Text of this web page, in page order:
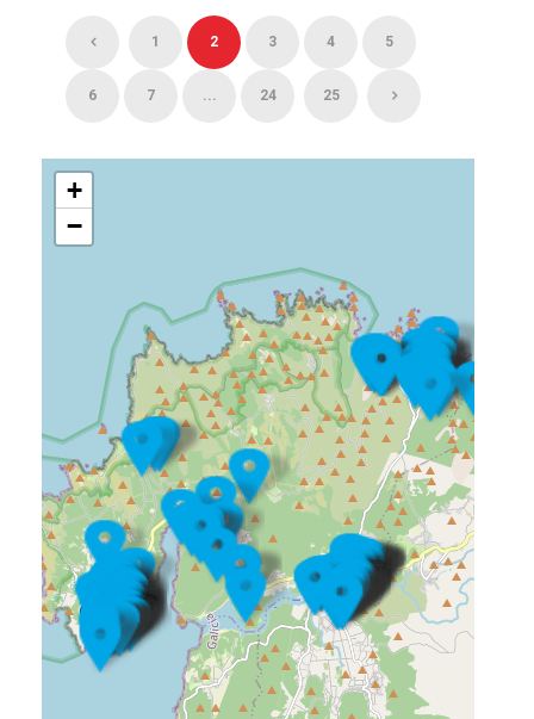
1 2 3 4 5
6 7 ... 24 25
+
−